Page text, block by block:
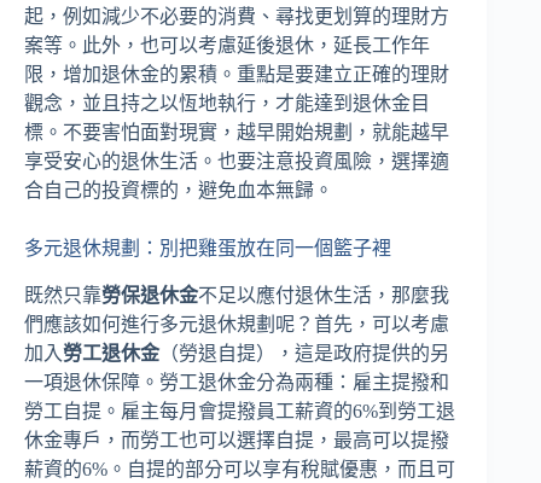
起，例如減少不必要的消費、尋找更划算的理財方
案等。此外，也可以考慮延後退休，延長工作年
限，增加退休金的累積。重點是要建立正確的理財
觀念，並且持之以恆地執行，才能達到退休金目
標。不要害怕面對現實，越早開始規劃，就能越早
享受安心的退休生活。也要注意投資風險，選擇適
合自己的投資標的，避免血本無歸。
多元退休規劃：別把雞蛋放在同一個籃子裡
既然只靠勞保退休金不足以應付退休生活，那麼我
們應該如何進行多元退休規劃呢？首先，可以考慮
加入勞工退休金 （勞退自提），這是政府提供的另
一項退休保障。勞工退休金分為兩種：雇主提撥和
勞工自提。雇主每月會提撥員工薪資的6%到勞工退
休金專戶，而勞工也可以選擇自提，最高可以提撥
薪資的6%。自提的部分可以享有稅賦優惠，而且可